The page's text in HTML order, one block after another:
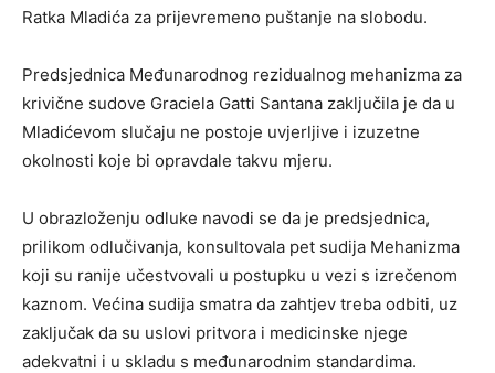
Ratka Mladića za prijevremeno puštanje na slobodu.
Predsjednica Međunarodnog rezidualnog mehanizma za
krivične sudove Graciela Gatti Santana zaključila je da u
Mladićevom slučaju ne postoje uvjerljive i izuzetne
okolnosti koje bi opravdale takvu mjeru.
U obrazloženju odluke navodi se da je predsjednica,
prilikom odlučivanja, konsultovala pet sudija Mehanizma
koji su ranije učestvovali u postupku u vezi s izrečenom
kaznom. Većina sudija smatra da zahtjev treba odbiti, uz
zaključak da su uslovi pritvora i medicinske njege
adekvatni i u skladu s međunarodnim standardima.